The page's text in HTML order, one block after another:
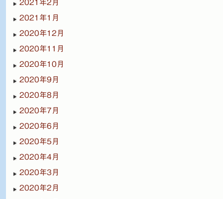
2021年2月
2021年1月
2020年12月
2020年11月
2020年10月
2020年9月
2020年8月
2020年7月
2020年6月
2020年5月
2020年4月
2020年3月
2020年2月